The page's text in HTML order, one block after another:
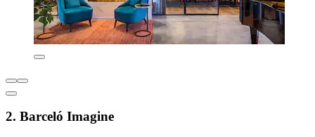
2. Barceló Imagine